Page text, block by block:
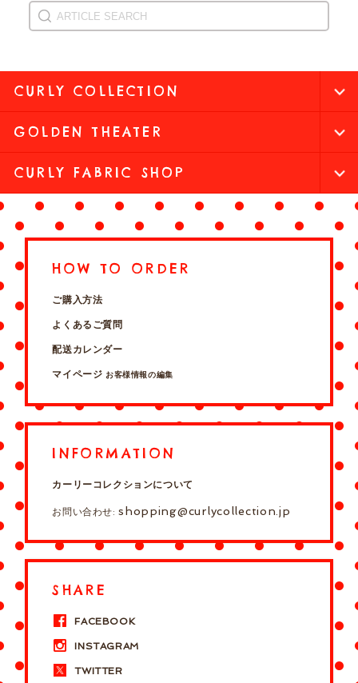
CURLY COLLECTION
GOLDEN THEATER
CURLY FABRIC SHOP
HOW TO ORDER
ご購入方法
よくあるご質問
配送カレンダー
マイページ お客様情報の編集
INFORMATION
カーリーコレクションについて
お問い合わせ:shopping@curlycollection.jp
SHARE
FACEBOOK
INSTAGRAM
TWITTER